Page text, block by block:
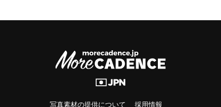
写真素材の提供について 採用情報